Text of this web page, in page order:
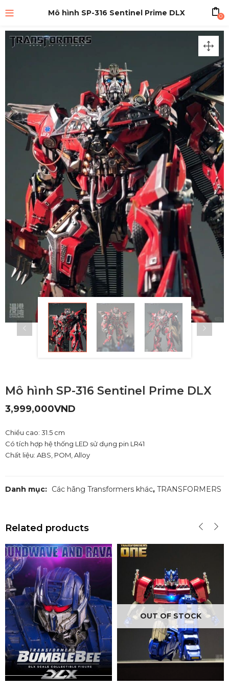
Mô hình SP-316 Sentinel Prime DLX 0
Mô hình SP-316 Sentinel Prime DLX
3,999,000VND
Chiều cao: 31.5 cm
Có tích hợp hệ thống LED sử dụng pin LR41
Chất liệu: ABS, POM, Alloy
Danh mục: Các hãng Transformers khác, TRANSFORMERS
Related products
OUT OF STOCK